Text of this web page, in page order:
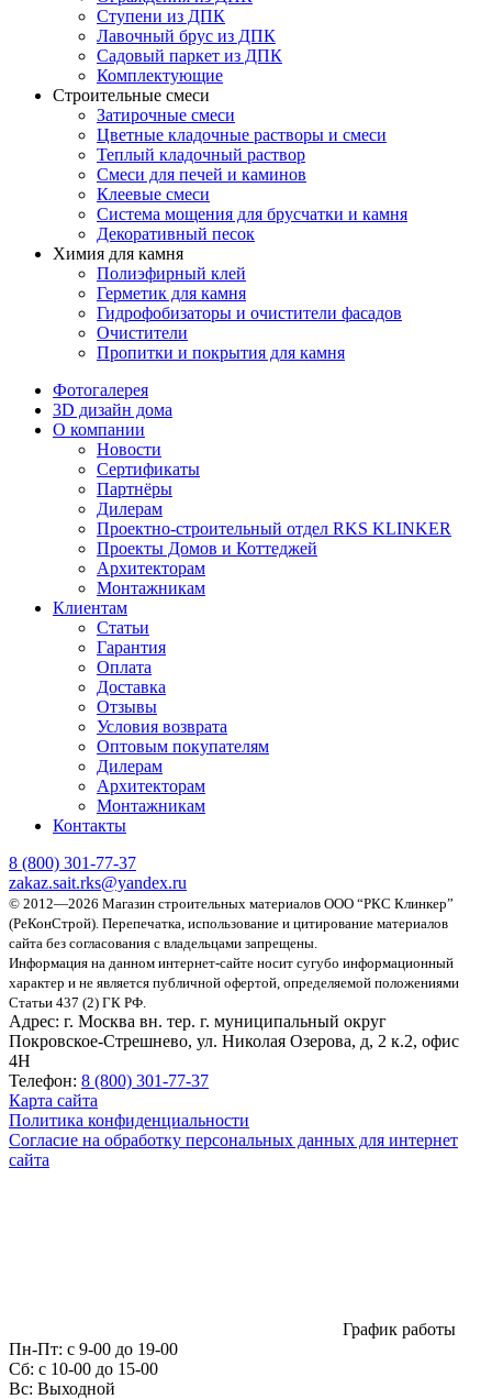
Ступени из ДПК
Лавочный брус из ДПК
Садовый паркет из ДПК
Комплектующие
Строительные смеси
Затирочные смеси
Цветные кладочные растворы и смеси
Теплый кладочный раствор
Смеси для печей и каминов
Клеевые смеси
Система мощения для брусчатки и камня
Декоративный песок
Химия для камня
Полиэфирный клей
Герметик для камня
Гидрофобизаторы и очистители фасадов
Очистители
Пропитки и покрытия для камня
Фотогалерея
3D дизайн дома
О компании
Новости
Сертификаты
Партнёры
Дилерам
Проектно-строительный отдел RKS KLINKER
Проекты Домов и Коттеджей
Архитекторам
Монтажникам
Клиентам
Статьи
Гарантия
Оплата
Доставка
Отзывы
Условия возврата
Оптовым покупателям
Дилерам
Архитекторам
Монтажникам
Контакты
8 (800) 301-77-37
zakaz.sait.rks@yandex.ru
© 2012—2026 Магазин строительных материалов ООО “РКС Клинкер”
(РеКонСтрой). Перепечатка, использование и цитирование материалов
сайта без согласования с владельцами запрещены.
Информация на данном интернет-сайте носит сугубо информационный
характер и не является публичной офертой, определяемой положениями
Статьи 437 (2) ГК РФ.
Адрес: г. Москва вн. тер. г. муниципальный округ
Покровское-Стрешнево, ул. Николая Озерова, д, 2 к.2, офис
4Н
Телефон: 8 (800) 301-77-37
Карта сайта
Политика конфиденциальности
Согласие на обработку персональных данных для интернет
сайта
График работы
Пн-Пт: с 9-00 до 19-00
Сб: c 10-00 до 15-00
Вс: Выходной